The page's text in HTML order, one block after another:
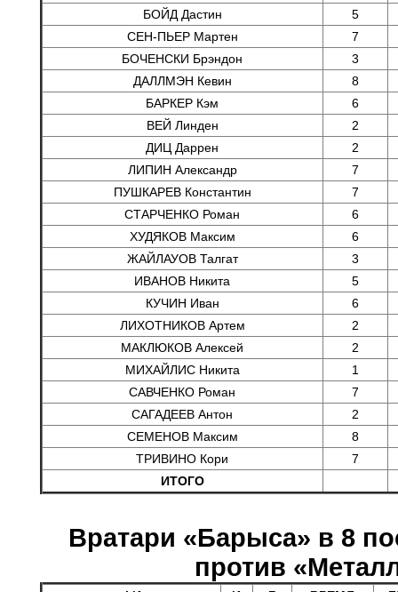
БОЙД Дастин
5
СЕН-ПЬЕР Мартен
7
БОЧЕНСКИ Брэндон
3
ДАЛЛМЭН Кевин
8
БАРКЕР Кэм
6
ВЕЙ Линден
2
ДИЦ Даррен
2
ЛИПИН Александр
7
ПУШКАРЕВ Константин
7
СТАРЧЕНКО Роман
6
ХУДЯКОВ Максим
6
ЖАЙЛАУОВ Талгат
3
ИВАНОВ Никита
5
КУЧИН Иван
6
ЛИХОТНИКОВ Артем
2
МАКЛЮКОВ Алексей
2
МИХАЙЛИС Никита
1
САВЧЕНКО Роман
7
САГАДЕЕВ Антон
2
СЕМЕНОВ Максим
8
ТРИВИНО Кори
7
ИТОГО
Вратари «Барыса» в 8
против